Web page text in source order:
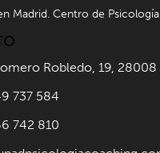
Madrid. Centro de
Robledo, 19,
737 584
742 810